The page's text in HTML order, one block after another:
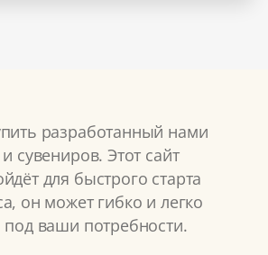
разработанный нами
сувениров. Этот сайт
для быстрого старта
он может гибко и легко
под ваши потребности.